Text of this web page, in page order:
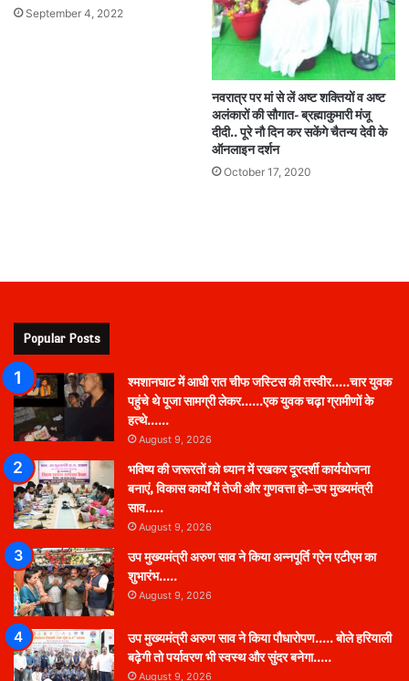
September 4, 2022
नवरात्र पर मां से लें अष्ट शक्तियों व अष्ट
अलंकारों की सौगात- ब्रह्माकुमारी मंजू
दीदी.. पूरे नौ दिन कर सकेंगे चैतन्य देवी के
ऑनलाइन दर्शन
October 17, 2020
Popular Posts
श्मशानघाट में आधी रात चीफ जस्टिस की तस्वीर…..चार युवक
पहुंचे थे पूजा सामग्री लेकर……एक युवक चढ़ा ग्रामीणों के
हत्थे……
August 9, 2026
भविष्य की जरूरतों को ध्यान में रखकर दूरदर्शी कार्ययोजना
बनाएं, विकास कार्यों में तेजी और गुणवत्ता हो–उप मुख्यमंत्री
साव…..
August 9, 2026
उप मुख्यमंत्री अरुण साव ने किया अन्नपूर्ति ग्रेन एटीएम का
शुभारंभ…..
August 9, 2026
उप मुख्यमंत्री अरुण साव ने किया पौधारोपण….. बोले हरियाली
बढ़ेगी तो पर्यावरण भी स्वस्थ और सुंदर बनेगा…..
August 9, 2026